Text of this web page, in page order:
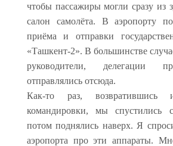
чтобы пассажиры могли сразу из
салон самолёта. В аэропорту
приёма и отправки
«Ташкент-2». В большинстве
руководители, делегации
отправлялись отсюда.
Как-то раз, возвратившись
командировки, мы спустились
потом поднялись наверх. Я
аэропорта про эти аппараты.